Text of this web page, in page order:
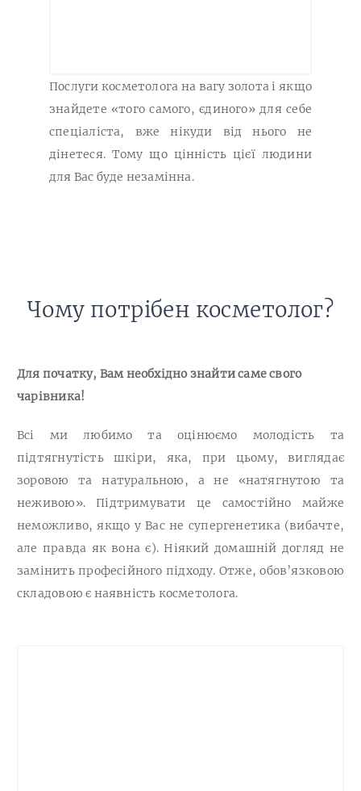
Послуги косметолога на вагу золота і якщо
знайдете «того самого, єдиного» для себе
спеціаліста, вже нікуди від нього не
дінетеся. Тому що цінність цієї людини
для Вас буде незамінна.
Чому потрібен косметолог?
Для початку, Вам необхідно знайти саме свого
чарівника!
Всі ми любимо та оцінюємо молодість та
підтягнутість шкіри, яка, при цьому, виглядає
зоровою та натуральною, а не «натягнутою та
неживою». Підтримувати це самостійно майже
неможливо, якщо у Вас не супергенетика (вибачте,
але правда як вона є). Ніякий домашній догляд не
замінить професійного підходу. Отже, обов’язковою
складовою є наявність косметолога.